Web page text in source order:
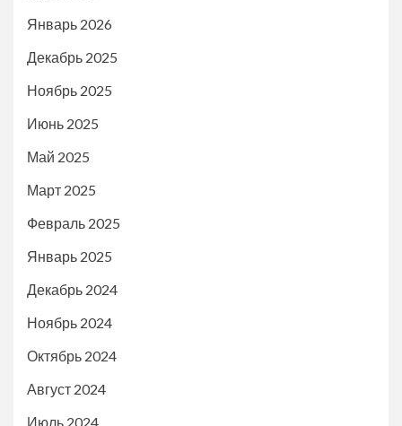
Январь 2026
Декабрь 2025
Ноябрь 2025
Июнь 2025
Май 2025
Март 2025
Февраль 2025
Январь 2025
Декабрь 2024
Ноябрь 2024
Октябрь 2024
Август 2024
Июль 2024